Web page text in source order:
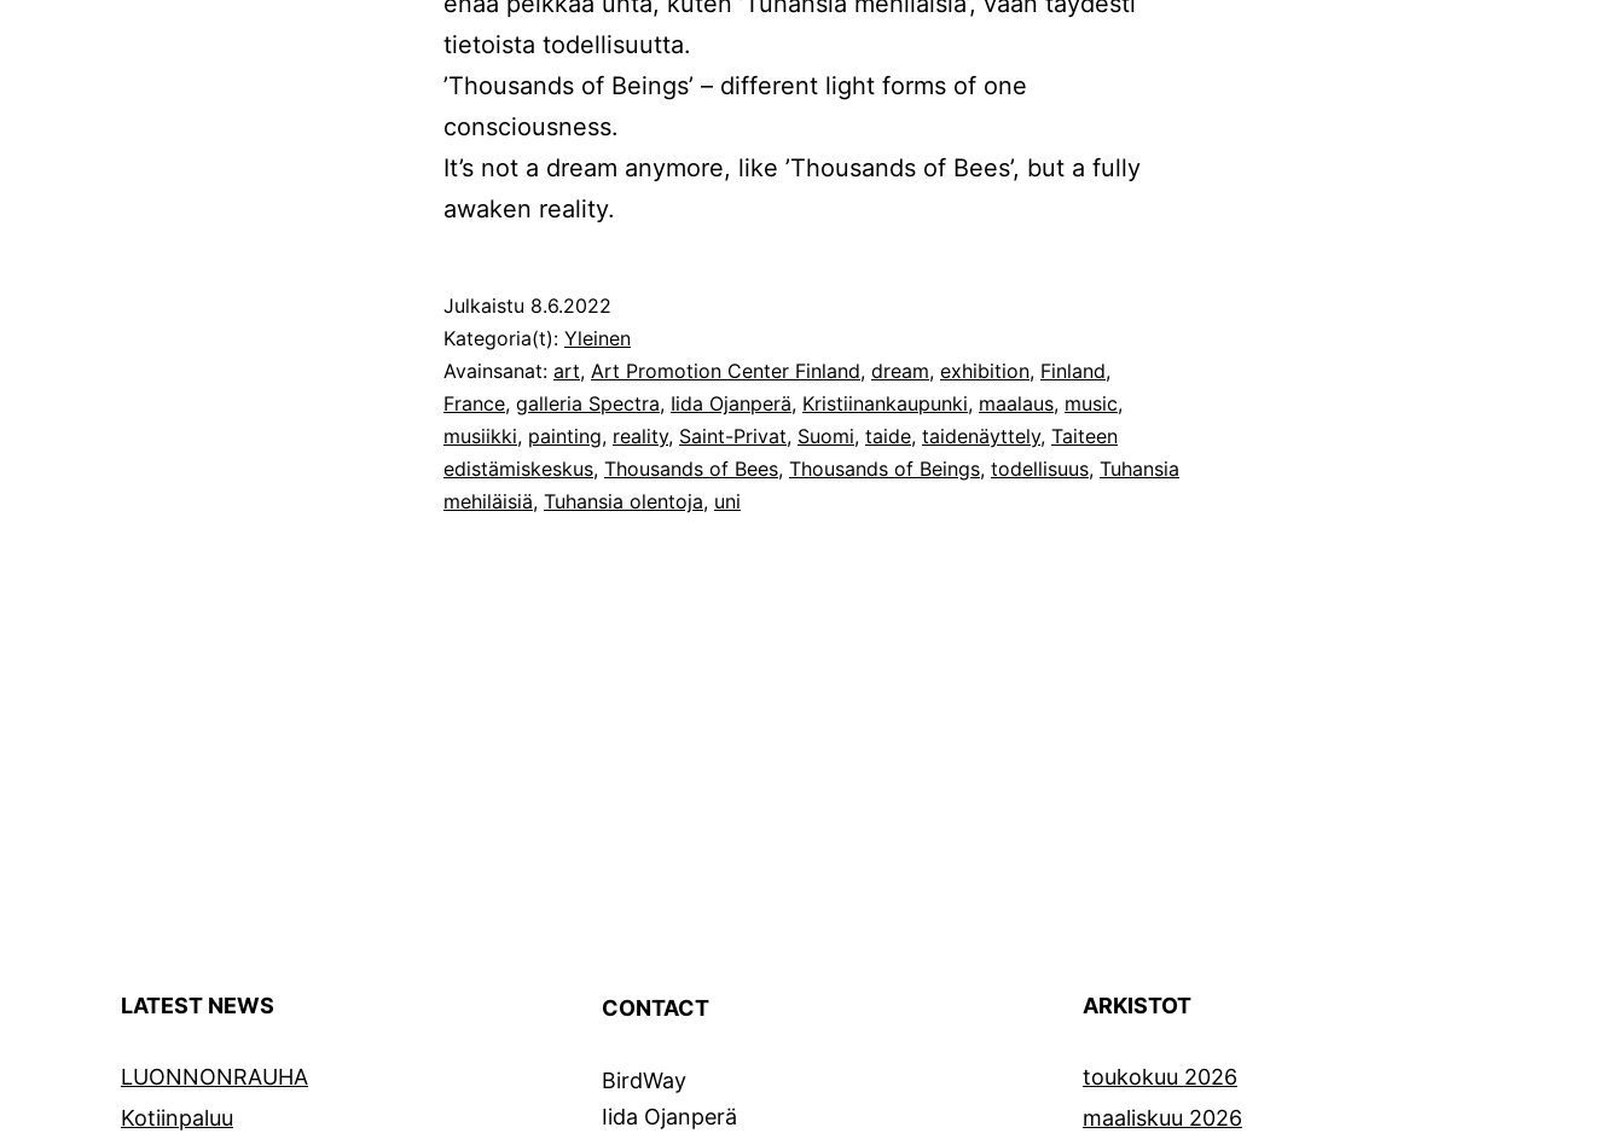
tietoista todellisuutta.
’Thousands of Beings’ – different light forms of one
consciousness.
It’s not a dream anymore, like ’Thousands of Bees’, but a fully
awaken reality.
Julkaistu 8.6.2022
Kategoria(t): Yleinen
Avainsanat: art, Art Promotion Center Finland, dream, exhibition, Finland,
France, galleria Spectra, Iida Ojanperä, Kristiinankaupunki, maalaus, music,
musiikki, painting, reality, Saint-Privat, Suomi, taide, taidenäyttely, Taiteen
edistämiskeskus, Thousands of Bees, Thousands of Beings, todellisuus, Tuhansia
mehiläisiä, Tuhansia olentoja, uni
LATEST NEWS
LUONNONRAUHA
Kotiinpaluu
CONTACT
BirdWay
Iida Ojanperä
ARKISTOT
toukokuu 2026
maaliskuu 2026